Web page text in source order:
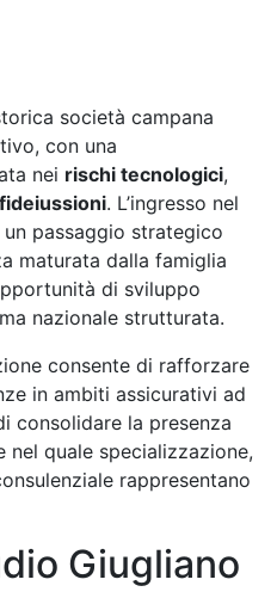
società campana
con una
nei rischi tecnologici,
fideiussioni. L’ingresso nel
passaggio strategico
maturata dalla famiglia
di sviluppo
nazionale strutturata.
consente di rafforzare
in ambiti assicurativi ad
consolidare la presenza
nel quale specializzazione,
rappresentano
Giugliano